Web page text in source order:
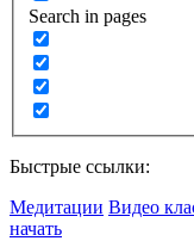
Search in pages
Быстрые ссылки:
Медитации Видео
начать